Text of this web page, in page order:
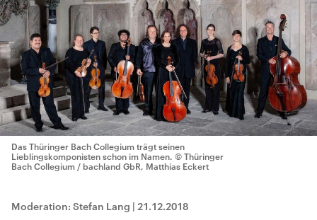
Das Thüringer Bach Collegium trägt seinen
Lieblingskomponisten schon im Namen. © Thüringer
Bach Collegium / bachland GbR, Matthias Eckert
Moderation: Stefan Lang | 21.12.2018